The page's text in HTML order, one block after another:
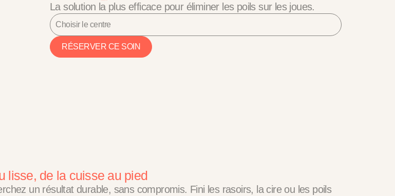
La solution la plus efficace pour éliminer les poils sur les joues.
Choisir le centre
RÉSERVER CE SOIN
lisse, de la cuisse au pied
un résultat durable, sans compromis. Fini les rasoirs, la cire ou les poils